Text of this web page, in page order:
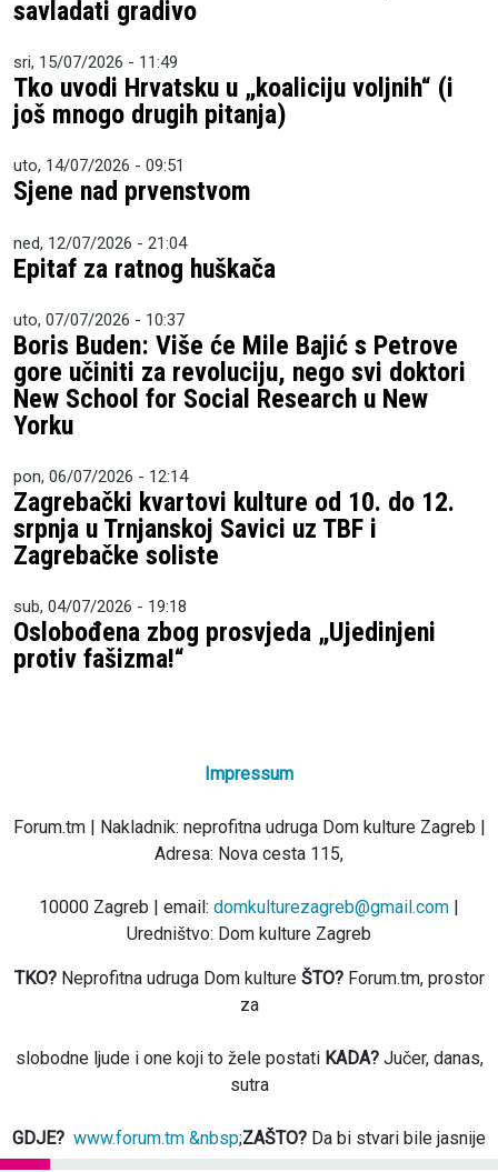
savladati gradivo
sri, 15/07/2026 - 11:49
Tko uvodi Hrvatsku u „koaliciju voljnih“ (i
još mnogo drugih pitanja)
uto, 14/07/2026 - 09:51
Sjene nad prvenstvom
ned, 12/07/2026 - 21:04
Epitaf za ratnog huškača
uto, 07/07/2026 - 10:37
Boris Buden: Više će Mile Bajić s Petrove
gore učiniti za revoluciju, nego svi doktori
New School for Social Research u New
Yorku
pon, 06/07/2026 - 12:14
Zagrebački kvartovi kulture od 10. do 12.
srpnja u Trnjanskoj Savici uz TBF i
Zagrebačke soliste
sub, 04/07/2026 - 19:18
Oslobođena zbog prosvjeda „Ujedinjeni
protiv fašizma!“
Impressum
Forum.tm | Nakladnik: neprofitna udruga Dom kulture Zagreb |
Adresa: Nova cesta 115,
10000 Zagreb | email: domkulturezagreb@gmail.com
Uredništvo: Dom kulture Zagreb
TKO?Neprofitna udruga Dom kulture ŠTO?Forum.tm, prostor
za
slobodne ljude i one koji to žele postati KADA?Jučer, danas,
sutra
GDJE? www.forum.tm &nbsp;ZAŠTO? Da bi stvari bile jasnije